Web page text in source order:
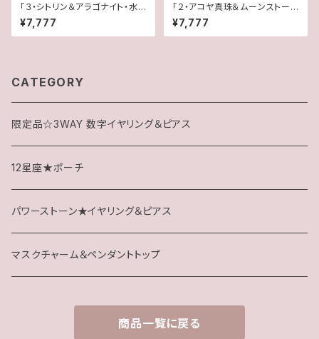
「３・シトリン＆アラゴナイト・水
晶」【3WAY 数字イヤリング＆ピ
アス】
¥7,777
「２・アコヤ真珠＆ムーンストー
ン・水晶」【3WAY 数字イヤリン
グ＆ピアス】
¥7,777
CATEGORY
限定品☆3WAY 数字イヤリング＆ピアス
12星座★ポーチ
パワーストーン★イヤリング＆ピアス
マスクチャーム＆ペンダントトップ
商品一覧に戻る